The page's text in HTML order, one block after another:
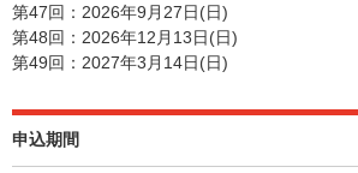
第47回：2026年9月27日(日)
第48回：2026年12月13日(日)
第49回：2027年3月14日(日)
申込期間